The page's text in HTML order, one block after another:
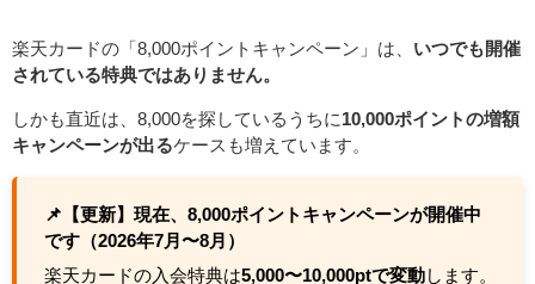
楽天カードの「8,000ポイントキャンペーン」は、 いつでも開催
されている特典ではありません。
しかも直近は、8,000を探しているうちに 10,000ポイントの増額
キャンペーンが出るケースも増えています。
📌【更新】現在、8,000ポイントキャンペーンが開催中
です（2026年7月〜8月）
楽天カードの入会特典は5,000〜10,000ptで変動します。